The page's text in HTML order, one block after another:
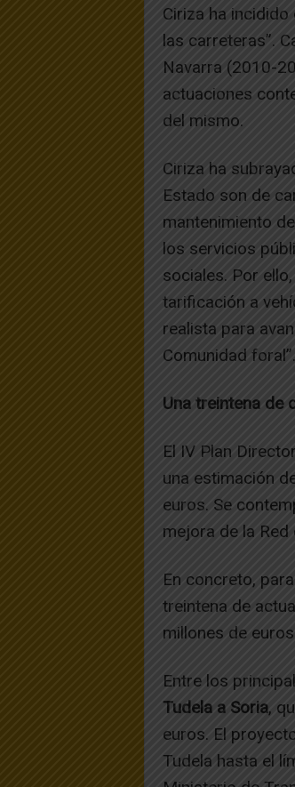
Ciriza ha
las carreteras”.
Navarra (2010-
actuaciones
del mismo.
Ciriza ha
Estado son de
mantenimiento
los servicios
sociales. Por
tarificación a
realista para
Comunidad foral”.
Una treintena de
El IV Plan
una estimación
euros. Se
mejora de la Red
En concreto,
treintena de
millones de
Entre los
Tudela a Soria,
euros. El
Tudela hasta el